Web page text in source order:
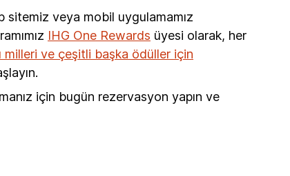
sitemiz veya mobil uygulamamız
IHG One Rewards üyesi olarak, her
ve çeşitli başka ödüller için
için bugün rezervasyon yapın ve